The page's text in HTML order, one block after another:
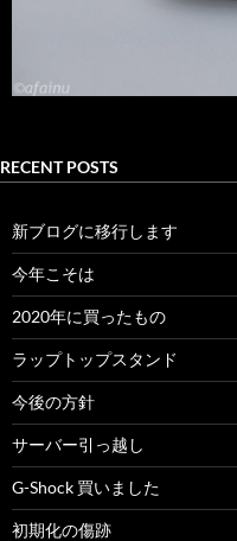
RECENT POSTS
新ブログに移行します
今年こそは
2020年に買ったもの
ラップトップスタンド
今後の方針
サーバー引っ越し
G-Shock 買いました
初期化の傷跡